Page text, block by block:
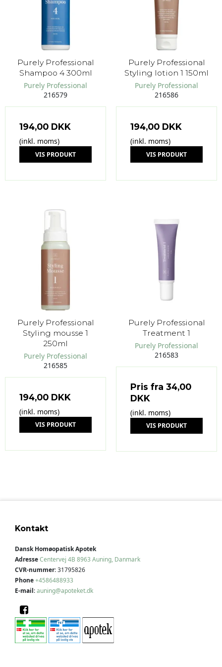
Purely Professional
Shampoo 4 300ml
Purely Professional
216579
194,00 DKK
(inkl. moms)
VIS PRODUKT
Purely Professional
Styling lotion 1 150ml
Purely Professional
216586
194,00 DKK
(inkl. moms)
VIS PRODUKT
Purely Professional
Styling mousse 1
250ml
Purely Professional
216585
194,00 DKK
(inkl. moms)
VIS PRODUKT
Purely Professional
Treatment 1
Purely Professional
216583
Pris fra 34,00
DKK
(inkl. moms)
VIS PRODUKT
Kontakt
Dansk Homøopatisk Apotek
AdresseCentervej 4B 8963 Auning, Danmark
CVR-nummer:31795826
Phone+4586488933
E-mail:auning@apoteket.dk